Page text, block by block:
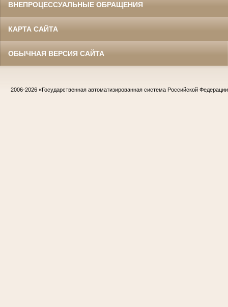
ВНЕПРОЦЕССУАЛЬНЫЕ ОБРАЩЕНИЯ
КАРТА САЙТА
ОБЫЧНАЯ ВЕРСИЯ САЙТА
2006-2026 «Государственная автоматизированная система Российской